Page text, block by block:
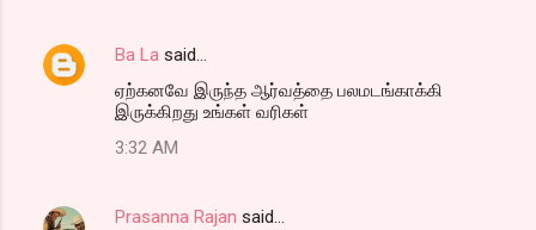
Ba La said…
ஏற்கனவே இருந்த ஆர்வத்தை பலமடங்காக்கி
இருக்கிறது உங்கள் வரிகள்
3:32 AM
Prasanna Rajan said…